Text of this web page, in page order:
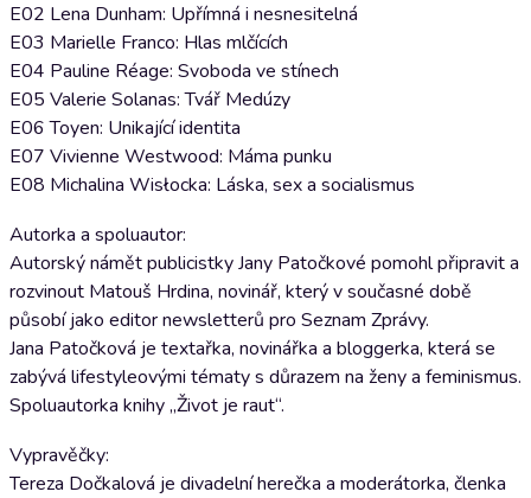
E02 Lena Dunham: Upřímná i nesnesitelná
E03 Marielle Franco: Hlas mlčících
E04 Pauline Réage: Svoboda ve stínech
E05 Valerie Solanas: Tvář Medúzy
E06 Toyen: Unikající identita
E07 Vivienne Westwood: Máma punku
E08 Michalina Wisłocka: Láska, sex a socialismus
Autorka a spoluautor:
Autorský námět publicistky Jany Patočkové pomohl připravit a
rozvinout Matouš Hrdina, novinář, který v současné době
působí jako editor newsletterů pro Seznam Zprávy.
Jana Patočková je textařka, novinářka a bloggerka, která se
zabývá lifestyleovými tématy s důrazem na ženy a feminismus.
Spoluautorka knihy „Život je raut“.
Vypravěčky:
Tereza Dočkalová je divadelní herečka a moderátorka, členka